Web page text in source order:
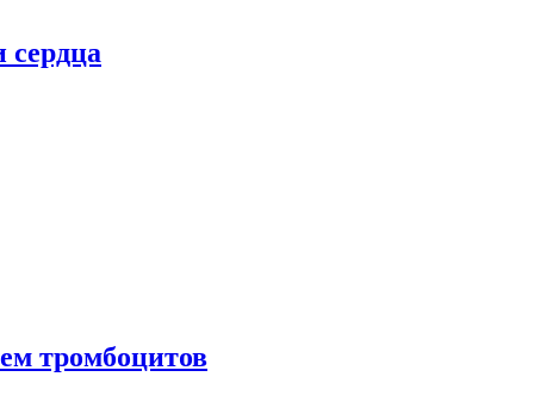
тромбоцитов